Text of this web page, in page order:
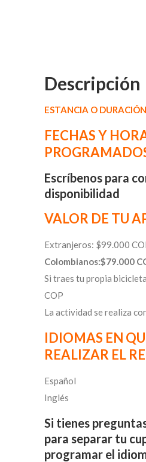
Descripción
ESTANCIA O
FECHAS Y
Escríbenos para
disponibilidad
VALOR DE TU
Extranjeros: $99.000
Colombianos:$79.000
Si traes tu propia
COP
La actividad se realiza
IDIOMAS EN
REALIZAR EL
Español
Inglés
Si tienes
para separar tu
programar el